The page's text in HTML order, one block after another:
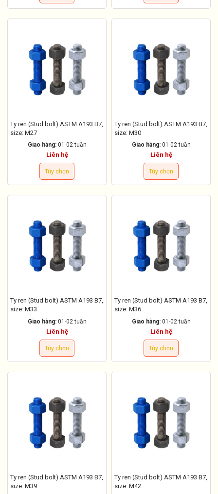
Ty ren (Stud bolt) ASTM A193 B7,
size: M27
Giao hàng: 01-02 tuần
Liên hệ
Tùy chọn
Ty ren (Stud bolt) ASTM A193 B7,
size: M30
Giao hàng: 01-02 tuần
Liên hệ
Tùy chọn
Ty ren (Stud bolt) ASTM A193 B7,
size: M33
Giao hàng: 01-02 tuần
Liên hệ
Tùy chọn
Ty ren (Stud bolt) ASTM A193 B7,
size: M36
Giao hàng: 01-02 tuần
Liên hệ
Tùy chọn
Ty ren (Stud bolt) ASTM A193 B7,
size: M39
Ty ren (Stud bolt) ASTM A193 B7,
size: M42